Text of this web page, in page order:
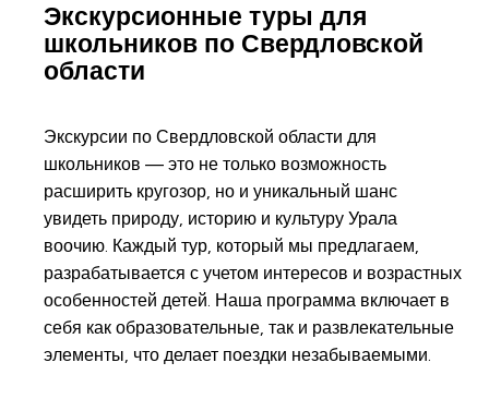
Экскурсионные туры для
школьников по Свердловской
области
Экскурсии по Свердловской области для
школьников — это не только возможность
расширить кругозор, но и уникальный шанс
увидеть природу, историю и культуру Урала
воочию. Каждый тур, который мы предлагаем,
разрабатывается с учетом интересов и возрастных
особенностей детей. Наша программа включает в
себя как образовательные, так и развлекательные
элементы, что делает поездки незабываемыми.